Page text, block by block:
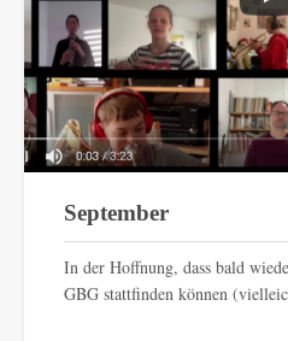
September
In der Hoffnung, dass bald
GBG stattfinden können